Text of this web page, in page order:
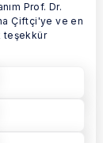
Prof. Dr.
Çiftçi'ye ve en
teşekkür